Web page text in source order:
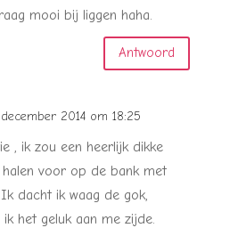
mooi bij liggen haha.
Antwoord
2014 om 18:25
, ik zou een heerlijk dikke
voor op de bank met
dacht ik waag de gok,
ik het geluk aan me zijde.